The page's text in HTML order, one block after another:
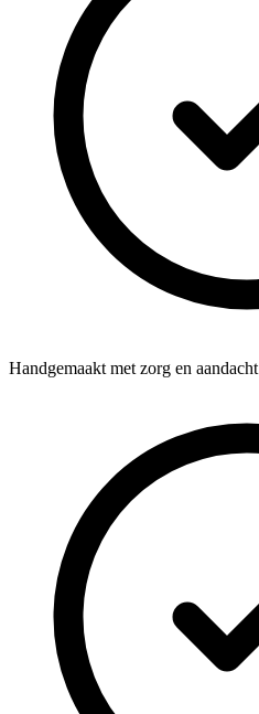
Handgemaakt met zorg en aandacht